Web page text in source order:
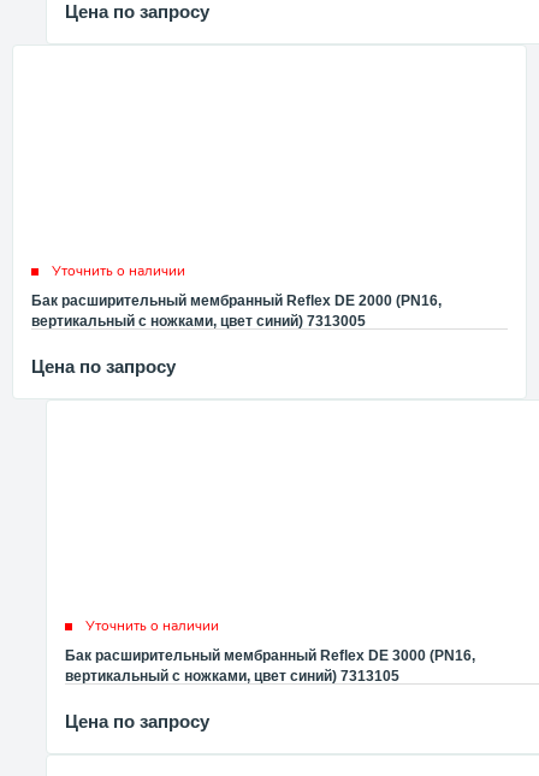
Цена по запросу
Уточнить о наличии
Бак расширительный мембранный Reflex DE 2000 (PN16,
вертикальный с ножками, цвет синий) 7313005
Цена по запросу
Уточнить о наличии
Бак расширительный мембранный Reflex DE 3000 (PN16,
вертикальный с ножками, цвет синий) 7313105
Цена по запросу